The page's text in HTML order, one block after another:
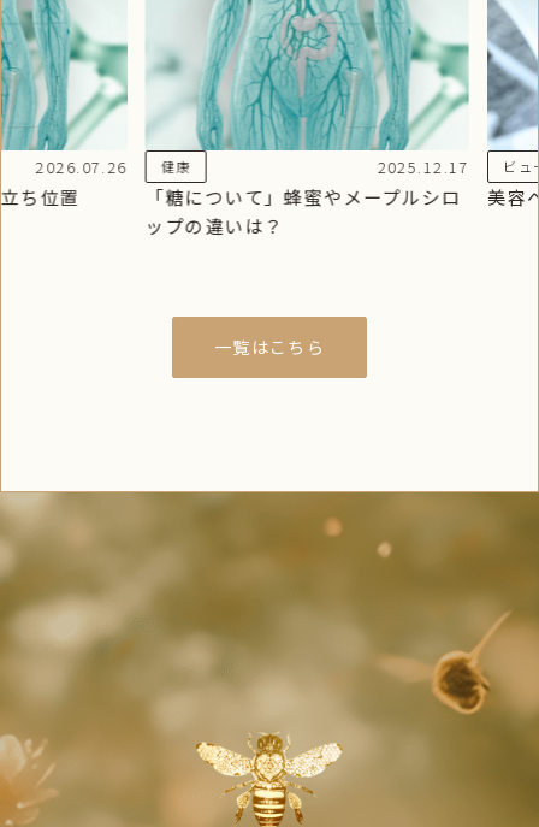
2026.07.26
ち位置
2025.12.17
健康
「糖について」蜂蜜やメープルシロ
ップの違いは？
ビュ
美容
一覧はこちら